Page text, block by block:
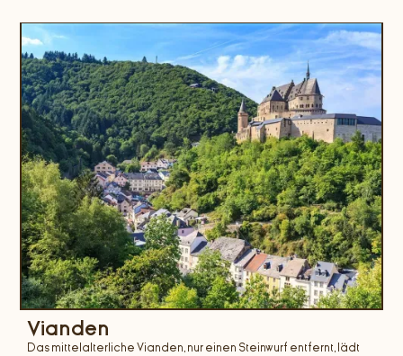
Vianden
Das mittelalterliche Vianden, nur einen Steinwurf entfernt, lädt